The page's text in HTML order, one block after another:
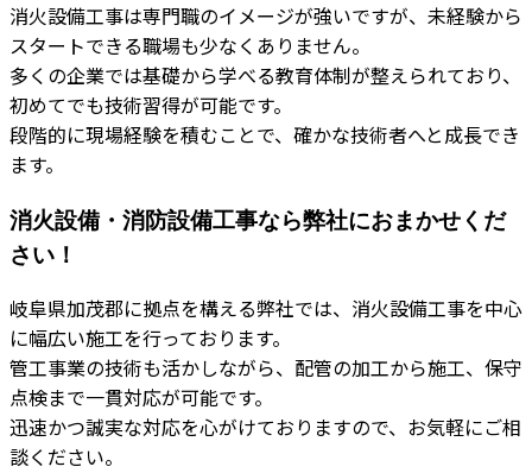
消火設備工事は専門職のイメージが強いですが、未経験から
スタートできる職場も少なくありません。
多くの企業では基礎から学べる教育体制が整えられており、
初めてでも技術習得が可能です。
段階的に現場経験を積むことで、確かな技術者へと成長でき
ます。
消火設備・消防設備工事なら弊社におまかせくだ
さい！
岐阜県加茂郡に拠点を構える弊社では、消火設備工事を中心
に幅広い施工を行っております。
管工事業の技術も活かしながら、配管の加工から施工、保守
点検まで一貫対応が可能です。
迅速かつ誠実な対応を心がけておりますので、お気軽にご相
談ください。